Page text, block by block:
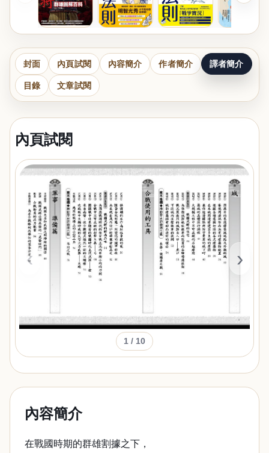
封面 內頁試閱 內容簡介 作者簡介 譯者簡介
目錄 文章試閱
內頁試閱
‹ ›
1 / 10
內容簡介
在戰國時期的群雄割據之下，